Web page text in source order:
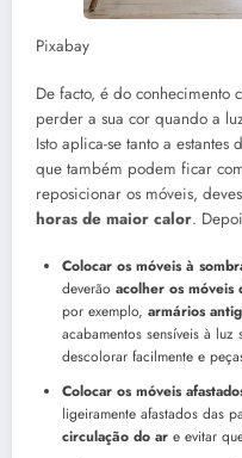
Pixabay
De facto, é do conhecimento
perder a sua cor quando a
Isto aplica-se tanto a
que também podem ficar
reposicionar os móveis, deves
horas de maior calor.
Colocar os móveis à
deverão acolher os
por exemplo, armários
acabamentos sensíveis à
descolorar facilmente e
Colocar os móveis
ligeiramente afastados das
circulação do ar e evitar